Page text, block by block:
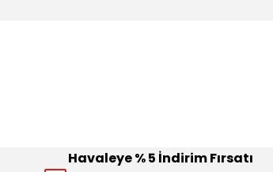
Havaleye % 5 İndirim Fırsatı